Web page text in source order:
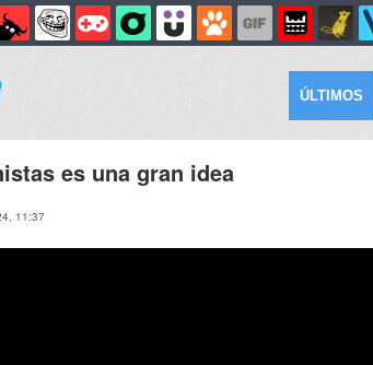
ÚLTIMOS
es una gran idea
11:37